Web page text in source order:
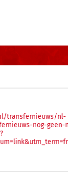
transfernieuws/nl-
nog-geen-